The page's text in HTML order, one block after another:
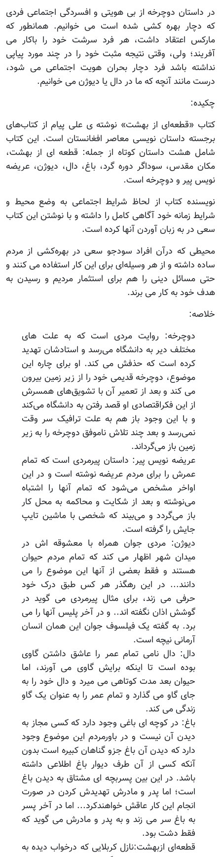
در داستان دوچرخه از بی هویتی و افسردگی اجتماعی فردی
که دچار بهره کشی شده است می خوانیم. همانطور که
مارکس اعتقاد داشت، هر فرد سرشت خود را باکار می
آفریند؛ ولی، وقتی نتیجه مثبت خود را در چند مورد پیاپی
نداشته باشد فرد دچار بحران هویت اجتماعی می شود،
درست مانند آنچه که ما در دال یا دیوژن می خوانیم.
چکیده:
کتاب «قطعه‌ای از بهشت» نوشته ی علی پیام از کتاب‌های
برجسته داستان نویسی معاصر افغانستان است. این کتاب
شامل هشت داستان کوتاه از جمله: قطعه ای از بهشت،
مکان مقدس، سوداگر دوره گرد، باغ، دال، دیوژن، عریضه
نویس پیر و دوچرخه است.
نویسنده کتاب از لحاظ شرایط اجتماعی به وضع محیط و
شرایط زمانه خود آگاهی کامل را داشته و با نوشتن این کتاب
سعی در به زبان آوردن آنها کرده است.
محیطی که درآن افراد سودجو سعی در بهره‌کشی از مردم
ساده داشته و از هر وسیله‌ای برای این کار استفاده می کنند و
حتی مسائل دینی را هم برای استثمار مردیم و رسیدن به
هدف خود به کار می برند.
خلاصه:
دوچرخه: روایت مردی است که به علت های
مختلف دیر به دانشگاه می‌رسد و استادشان تهدید
کرده است که حذفش می کند. او برای چاره این
موضوع، دوچرخه قدیمی خود را از زیر زمین بیرون
می کند و بعد از تعمیر آن با تشویق‌های همسرش
از این فکراقتصادی او قصد رفتن به دانشگاه می‌کند
و با این وجود باز هم به علت ترافیک سر وقت
نمی‌رسد و بعد چند تلاش ناموفق دوچرخه را به زیر
زمین باز می‌گرداند.
عریضه نویس پیر: داستان پیرمردی است که تمام
عمرش را برای مردم عریضه نوشته است و در این
اواخر مشخص می‌شود که تمام آنها را اشتباه
می‌نوشته و بعد از شکایت و محاکمه به محل کار
باز می‌گردد و می‌بیند که شخصی با ماشین تایپ
جایش را گرفته است.
دیوژن: مردی جوان همراه با معشوقه اش در
میدان شهر اظهار می کند که تمام مردم حیوان
هستند و فقط بعضی از آنها این موضوع را می
دانند... در این رهگذر هر کس طبق درک خود
حرفی می زند، برای مثال پیرمردی می گوید در
گوشش اذان نگفته اند.. و در آخر پلیس آنها را می
برد. به گفته یک فیلسوف جوان این همان انسان
آرمانی نیچه است.
دال: دال نامی تمام عمر را عاشق داشتن گاوی
بوده است تا اینکه برایش گاوی می آورند، اما
حیوان بعد مدت کوتاهی می میرد و دال خود را به
جای گاو می گذارد و تمام عمر را به عنوان یک گاو
زندگی می کند.
باغ: در کوچه ای باغی وجود دارد که کسی مجاز به
دیدن آن نیست و در باورمردم این موضوع وجود
دارد که دیدن آن باغ جزو گناهان کبیره است بدون
آنکه کسی از آن طرف دیوار باغ اطلاعی داشته
باشد. در این بین پسربچه ای مشتاق به دیدن باغ
است؛ اما پدر و مادرش تهدیدش کردن در صورت
انجام این کار عاقش خواهندکرد... اما در آخر پسر
به باغ سر می زند و به پدر و مادرش می گوید که
فقط دشت بود.
قطعه‌ای ازبهشت:نازل کربلایی که درخواب دیده به